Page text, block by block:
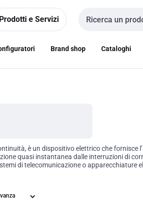
Prodotti e Servizi
Cerca input
Brand shop Cataloghi
è un dispositivo elettrico che
quasi instantanea dalle interruzioni di
di telecomunicazione o
UPS contiene una batteria che si 'attiva'
che subentra mantenedo la tensione
che non danneggi i dispositivi connessi
all'UPS., Gli installatori possono scegliere
UPS è più economica rispetto ai